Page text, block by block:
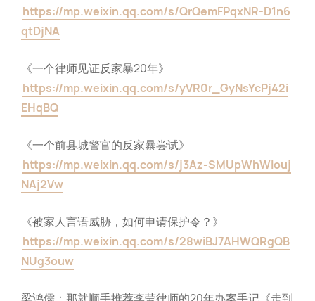
https://mp.weixin.qq.com/s/QrQemFPqxNR-D1n6
qtDjNA
《一个律师见证反家暴20年》
https://mp.weixin.qq.com/s/yVR0r_GyNsYcPj42i
EHqBQ
《一个前县城警官的反家暴尝试》
https://mp.weixin.qq.com/s/j3Az-SMUpWhWIouj
NAj2Vw
《被家人言语威胁，如何申请保护令？》
https://mp.weixin.qq.com/s/28wiBJ7AHWQRgQB
NUg3ouw